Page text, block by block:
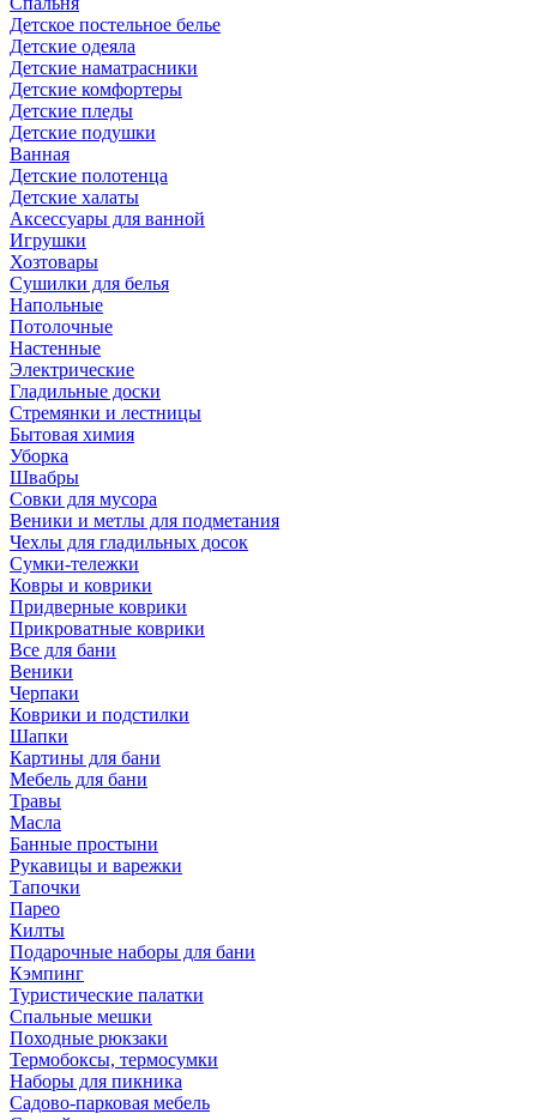
Детское постельное белье
Детские одеяла
Детские наматрасники
Детские комфортеры
Детские пледы
Детские подушки
Ванная
Детские полотенца
Детские халаты
Аксессуары для ванной
Игрушки
Хозтовары
Сушилки для белья
Напольные
Потолочные
Настенные
Электрические
Гладильные доски
Стремянки и лестницы
Бытовая химия
Уборка
Швабры
Совки для мусора
Веники и метлы для подметания
Чехлы для гладильных досок
Сумки-тележки
Ковры и коврики
Придверные коврики
Прикроватные коврики
Все для бани
Веники
Черпаки
Коврики и подстилки
Шапки
Картины для бани
Мебель для бани
Травы
Масла
Банные простыни
Рукавицы и варежки
Тапочки
Парео
Килты
Подарочные наборы для бани
Кэмпинг
Туристические палатки
Спальные мешки
Походные рюкзаки
Термобоксы, термосумки
Наборы для пикника
Садово-парковая мебель